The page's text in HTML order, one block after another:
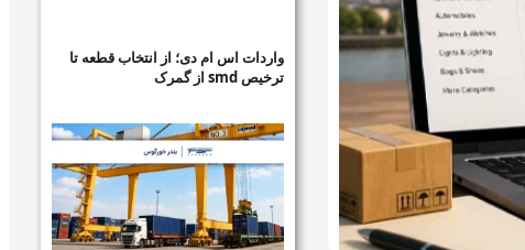
واردات اس ام دی؛ از انتخاب قطعه تا
ترخیص smd از گمرک